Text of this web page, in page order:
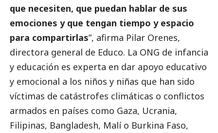
que necesiten, que puedan hablar de sus
emociones y que tengan tiempo y espacio
para compartirlas”, afirma Pilar Orenes,
directora general de Educo. La ONG de infancia
y educación es experta en dar apoyo educativo
y emocional a los niños y niñas que han sido
víctimas de catástrofes climáticas o conflictos
armados en países como Gaza, Ucrania,
Filipinas, Bangladesh, Malí o Burkina Faso,